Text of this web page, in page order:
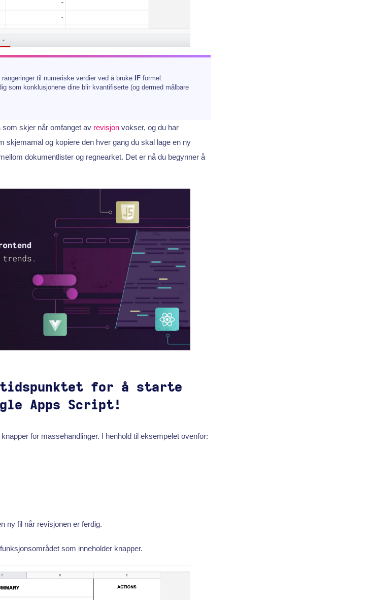
til numeriske verdier ved å bruke IFformel.
som konklusjonene dine blir kvantifiserte (og dermed målbare
skjer når omfanget av revisjonvokser, og du har
skjemamal og kopiere den hver gang du skal lage en ny
dokumentlister og regnearket. Det er nå du begynner å
for å starte
Apps Script!
for massehandlinger. I henhold til eksempelet ovenfor:
ny fil når revisjonen er ferdig.
som inneholder knapper.